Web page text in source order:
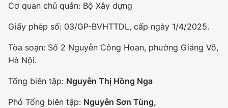
Cơ quan chủ quản: Bộ Xây dựng
Giấy phép số: 03/GP-BVHTTDL, cấp ngày 1/4/2025.
Tòa soạn: Số 2 Nguyễn Công Hoan, phường Giảng Võ,
Hà Nội.
Tổng biên tập: Nguyễn Thị Hồng Nga
Phó Tổng biên tập: Nguyễn Sơn Tùng,